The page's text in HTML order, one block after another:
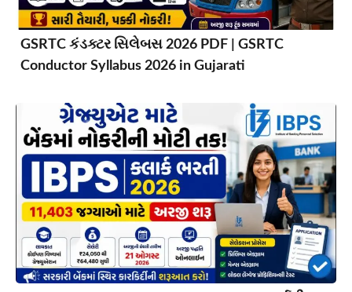
GSRTC કંડક્ટર સિલેબસ 2026 PDF | GSRTC
Conductor Syllabus 2026 in Gujarati